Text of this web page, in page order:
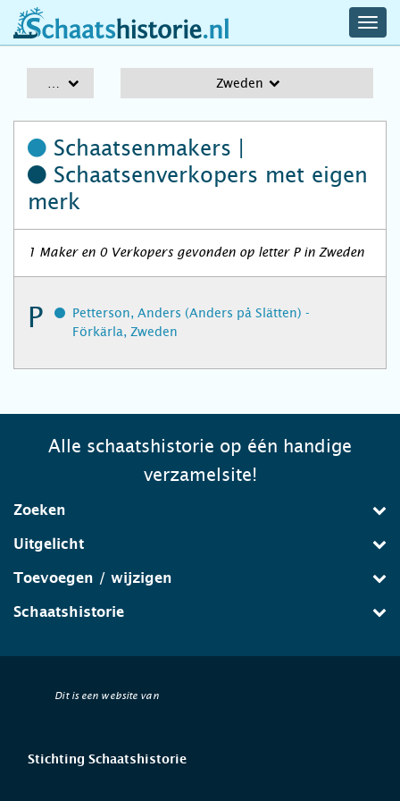
schaatshistorie.nl
Zweden
Schaatsenmakers |
Schaatsenverkopers met eigen
merk
1 Maker en 0 Verkopers gevonden op letter P in Zweden
P
Petterson, Anders (Anders på Slätten) -
Förkärla, Zweden
Alle schaatshistorie op één handige
verzamelsite!
Zoeken
Uitgelicht
Toevoegen / wijzigen
Schaatshistorie
Dit is een website van
Stichting Schaatshistorie